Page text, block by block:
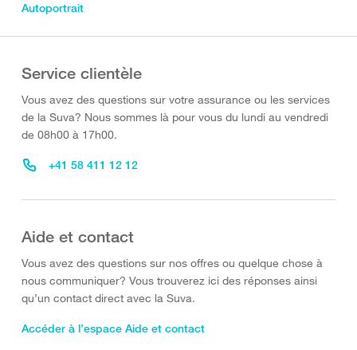
Autoportrait
Service clientèle
Vous avez des questions sur votre assurance ou les services
de la Suva? Nous sommes là pour vous du lundi au vendredi
de 08h00 à 17h00.
+41 58 411 12 12
Aide et contact
Vous avez des questions sur nos offres ou quelque chose à
nous communiquer? Vous trouverez ici des réponses ainsi
qu’un contact direct avec la Suva.
Accéder à l’espace Aide et contact